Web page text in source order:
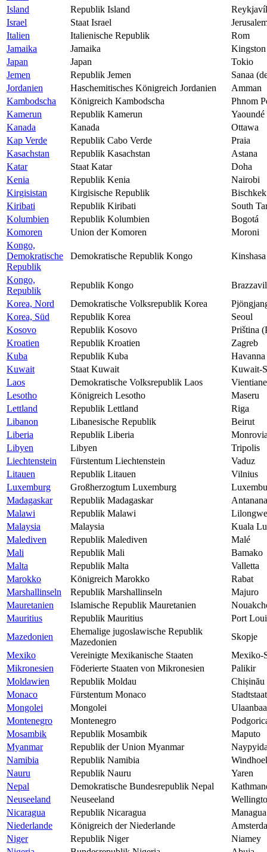
Island
Republik Island
Israel
Staat Israel
Italien
Italienische Republik
Rom
Jamaika
Jamaika
Kingston
Japan
Japan
Tokio
Jemen
Republik Jemen
Sanaa
Jordanien
Haschemitisches Königreich Jordanien
Amman
Kambodscha
Königreich Kambodscha
Phnom
Kamerun
Republik Kamerun
Yaoundé
Kanada
Kanada
Ottawa
Kap Verde
Republik Cabo Verde
Praia
Kasachstan
Republik Kasachstan
Astana
Katar
Staat Katar
Doha
Kenia
Republik Kenia
Nairobi
Kirgisistan
Kirgisische Republik
Bischkek
Kiribati
Republik Kiribati
South
Kolumbien
Republik Kolumbien
Bogotá
Komoren
Union der Komoren
Moroni
Kongo,
Demokratische
Republik
Demokratische Republik Kongo Kinshasa
Kongo,
Republik
Republik Kongo
Korea, Nord
Demokratische Volksrepublik Korea
Korea, Süd
Republik Korea
Seoul
Kosovo
Republik Kosovo
Priština
Kroatien
Republik Kroatien
Zagreb
Kuba
Republik Kuba
Havanna
Kuwait
Staat Kuwait
Kuwait-
Laos
Demokratische Volksrepublik Laos
Vientiane
Lesotho
Königreich Lesotho
Maseru
Lettland
Republik Lettland
Riga
Libanon
Libanesische Republik
Beirut
Liberia
Republik Liberia
Libyen
Libyen
Tripolis
Liechtenstein
Fürstentum Liechtenstein
Vaduz
Litauen
Republik Litauen
Vilnius
Luxemburg
Großherzogtum Luxemburg
Madagaskar
Republik Madagaskar
Malawi
Republik Malawi
Lilongwe
Malaysia
Malaysia
Kuala
Malediven
Republik Malediven
Malé
Mali
Republik Mali
Bamako
Malta
Republik Malta
Valletta
Marokko
Königreich Marokko
Rabat
Marshallinseln
Republik Marshallinseln
Majuro
Mauretanien
Islamische Republik Mauretanien
Mauritius
Republik Mauritius
Port
Mazedonien
Ehemalige jugoslawische Republik
Mazedonien
Skopje
Mexiko
Vereinigte Mexikanische Staaten
Mexiko-
Mikronesien
Föderierte Staaten von Mikronesien
Palikir
Moldawien
Republik Moldau
Chișinău
Monaco
Fürstentum Monaco
Stadtstaat
Mongolei
Mongolei
Montenegro
Montenegro
Mosambik
Republik Mosambik
Maputo
Myanmar
Republik der Union Myanmar
Namibia
Republik Namibia
Nauru
Republik Nauru
Yaren
Nepal
Demokratische Bundesrepublik Nepal
Neuseeland
Neuseeland
Nicaragua
Republik Nicaragua
Managua
Niederlande
Königreich der Niederlande
Niger
Republik Niger
Niamey